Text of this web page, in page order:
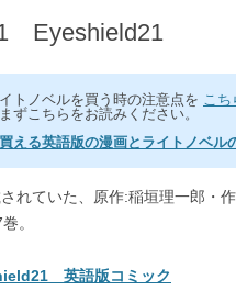
Eyeshield21
トノベルを買う時の注意点を こち
ずこちらをお読みください。
える英語版の漫画とライトノベル
れていた、原作:稲垣理一郎・
。
英語版コミック